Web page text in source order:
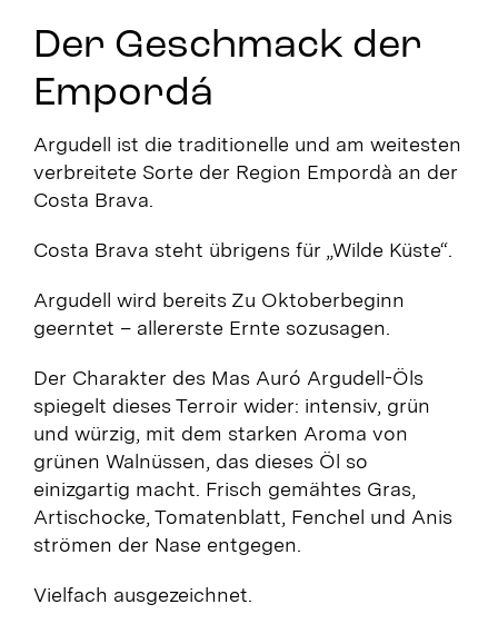
Der Geschmack der
Empordá
Argudell ist die traditionelle und am weitesten
verbreitete Sorte der Region Empordà an der
Costa Brava.
Costa Brava steht übrigens für „Wilde Küste“.
Argudell wird bereits Zu Oktoberbeginn
geerntet – allererste Ernte sozusagen.
Der Charakter des Mas Auró Argudell-Öls
spiegelt dieses Terroir wider: intensiv, grün
und würzig, mit dem starken Aroma von
grünen Walnüssen, das dieses Öl so
einizgartig macht. Frisch gemähtes Gras,
Artischocke, Tomatenblatt, Fenchel und Anis
strömen der Nase entgegen.
Vielfach ausgezeichnet.